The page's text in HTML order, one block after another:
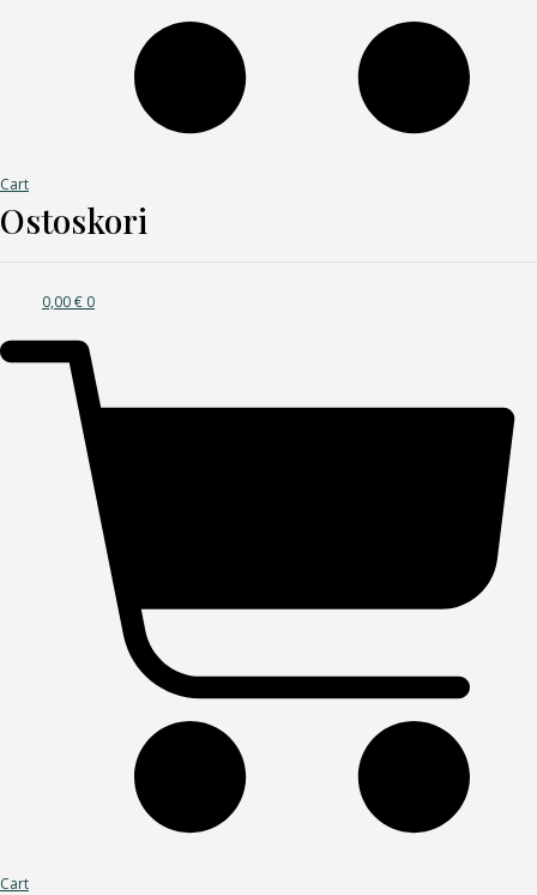
Cart
Ostoskori
0,00€ 0
Cart